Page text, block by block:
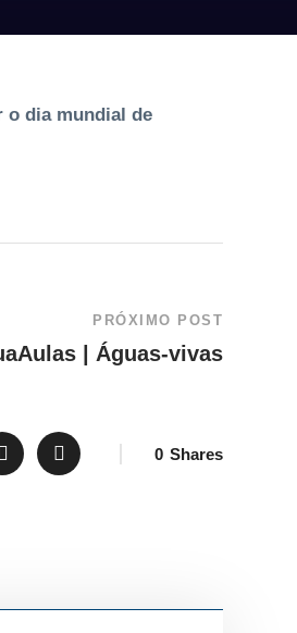
o dia mundial de
PRÓXIMO POST
| Águas-vivas
0 Shares